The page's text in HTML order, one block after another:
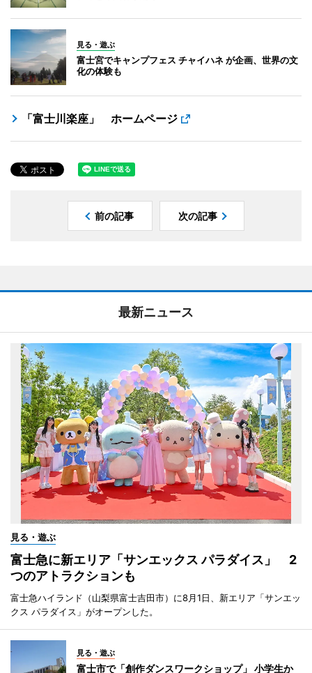
見る・遊ぶ
富士宮でキャンプフェス チャイハネ が企画、世界の文
化の体験も
「富士川楽座」 ホームページ
前の記事 次の記事
最新ニュース
見る・遊ぶ
富士急に新エリア「サンエックス パラダイス」 2
つのアトラクションも
富士急ハイランド（山梨県富士吉田市）に8月1日、新エリア「サンエッ
クス パラダイス」がオープンした。
見る・遊ぶ
富士市で「創作ダンスワークショップ」 小学生か